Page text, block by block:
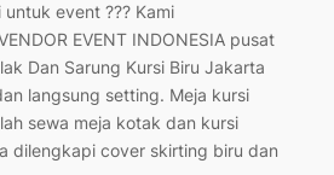
event ??? Kami
EVENT INDONESIA pusat
Dan Sarung Kursi Biru Jakarta
langsung setting. Meja kursi
sewa meja kotak dan kursi
dilengkapi cover skirting biru dan